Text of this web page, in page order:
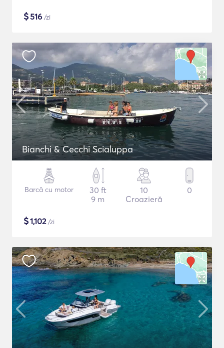
$516 /zi
Bianchi & Cecchi Scialuppa
Barcă cu motor
30 ft
9 m
10
Croazieră
0
$1,102/zi